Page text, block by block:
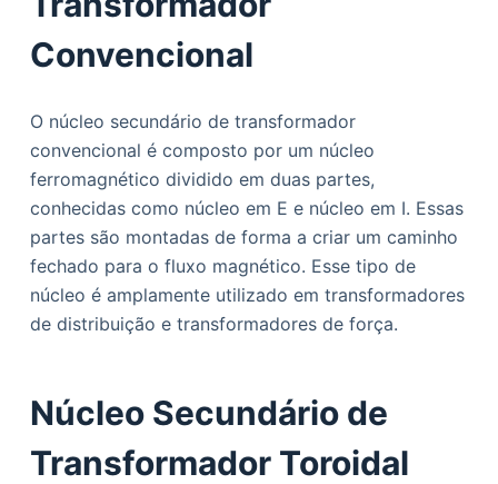
Convencional
O núcleo secundário de transformador
convencional é composto por um núcleo
ferromagnético dividido em duas partes,
conhecidas como núcleo em E e núcleo em I. Essas
partes são montadas de forma a criar um caminho
fechado para o fluxo magnético. Esse tipo de
núcleo é amplamente utilizado em transformadores
de distribuição e transformadores de força.
Núcleo Secundário de
Transformador Toroidal